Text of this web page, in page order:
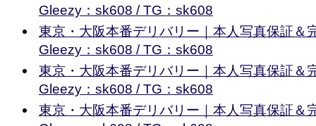
Gleezy：sk608 / TG：sk608
東京・大阪本番デリバリー｜本人写真保証＆
Gleezy：sk608 / TG：sk608
東京・大阪本番デリバリー｜本人写真保証＆
Gleezy：sk608 / TG：sk608
東京・大阪本番デリバリー｜本人写真保証＆